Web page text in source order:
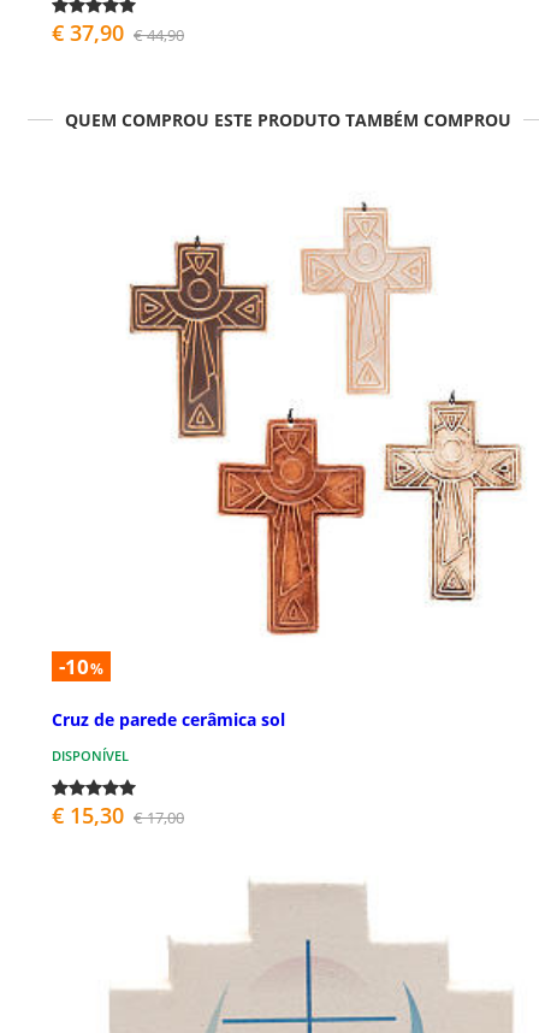
€ 37,90 € 44,90
QUEM COMPROU ESTE PRODUTO TAMBÉM COMPROU
-10%
Cruz de parede cerâmica sol
DISPONÍVEL
€ 15,30 € 17,00